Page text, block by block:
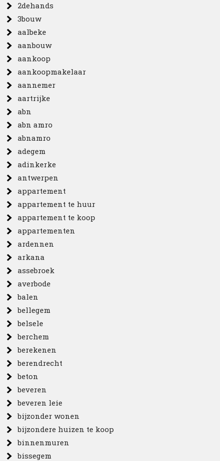
2dehands
3bouw
aalbeke
aanbouw
aankoop
aankoopmakelaar
aannemer
aartrijke
abn
abn amro
abnamro
adegem
adinkerke
antwerpen
appartement
appartement te huur
appartement te koop
appartementen
ardennen
arkana
assebroek
averbode
balen
bellegem
belsele
berchem
berekenen
berendrecht
beton
beveren
beveren leie
bijzonder wonen
bijzondere huizen te koop
binnenmuren
bissegem